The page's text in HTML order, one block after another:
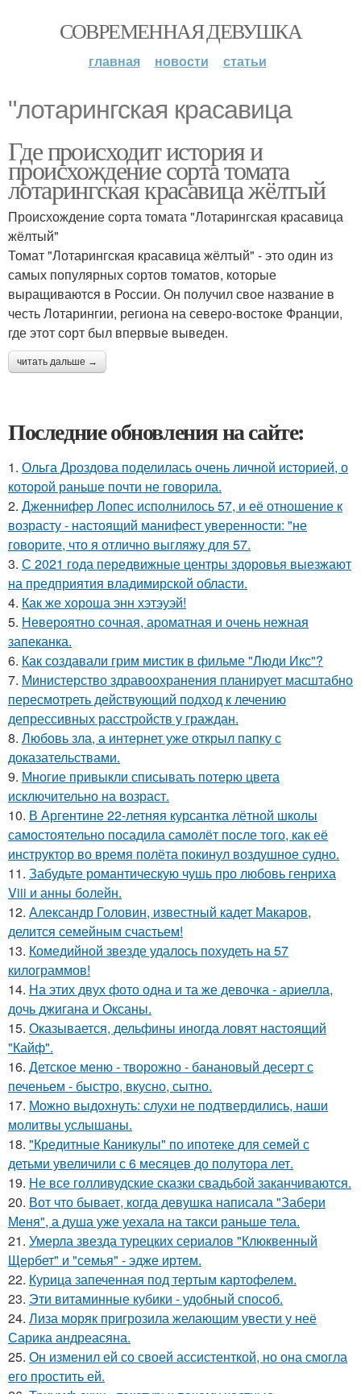
СОВРЕМЕННАЯ ДЕВУШКА
главная новости статьи
"лотарингская красавица
Где происходит история и
происхождение сорта томата
лотарингская красавица жёлтый
Происхождение сорта томата "Лотарингская красавица
жёлтый"
Томат "Лотарингская красавица жёлтый" - это один из
самых популярных сортов томатов, которые
выращиваются в России. Он получил свое название в
честь Лотарингии, региона на северо-востоке Франции,
где этот сорт был впервые выведен.
читать дальше →
Последние обновления на сайте:
1. Ольга Дроздова поделилась очень личной историей, о
которой раньше почти не говорила.
2. Дженнифер Лопес исполнилось 57, и её отношение к
возрасту - настоящий манифест уверенности: "не
говорите, что я отлично выгляжу для 57.
3. С 2021 года передвижные центры здоровья выезжают
на предприятия владимирской области.
4. Как же хороша энн хэтэуэй!
5. Невероятно сочная, ароматная и очень нежная
запеканка.
6. Как создавали грим мистик в фильме "Люди Икс"?
7. Министерство здравоохранения планирует масштабно
пересмотреть действующий подход к лечению
депрессивных расстройств у граждан.
8. Любовь зла, а интернет уже открыл папку с
доказательствами.
9. Многие привыкли списывать потерю цвета
исключительно на возраст.
10. В Аргентине 22-летняя курсантка лётной школы
самостоятельно посадила самолёт после того, как её
инструктор во время полёта покинул воздушное судно.
11. Забудьте романтическую чушь про любовь генриха
Viii и анны болейн.
12. Александр Головин, известный кадет Макаров,
делится семейным счастьем!
13. Комедийной звезде удалось похудеть на 57
килограммов!
14. На этих двух фото одна и та же девочка - ариелла,
дочь джигана и Оксаны.
15. Оказывается, дельфины иногда ловят настоящий
"Кайф".
16. Детское меню - творожно - банановый десерт с
печеньем - быстро, вкусно, сытно.
17. Можно выдохнуть: слухи не подтвердились, наши
молитвы услышаны.
18. "Кредитные Каникулы" по ипотеке для семей с
детьми увеличили с 6 месяцев до полутора лет.
19. Не все голливудские сказки свадьбой заканчиваются.
20. Вот что бывает, когда девушка написала "Забери
Меня", а душа уже уехала на такси раньше тела.
21. Умерла звезда турецких сериалов "Клюквенный
Щербет" и "семья" - эдже иртем.
22. Курица запеченная под тертым картофелем.
23. Эти витаминные кубики - удобный способ.
24. Лиза моряк пригрозила желающим увести у неё
Сарика андреасяна.
25. Он изменил ей со своей ассистенткой, но она смогла
его простить ей.